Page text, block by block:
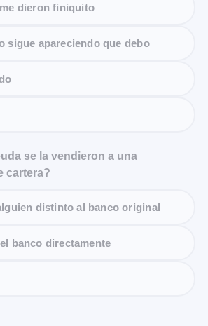
dieron finiquito
sigue apareciendo que debo
se la vendieron a una
cartera?
distinto al banco original
banco directamente